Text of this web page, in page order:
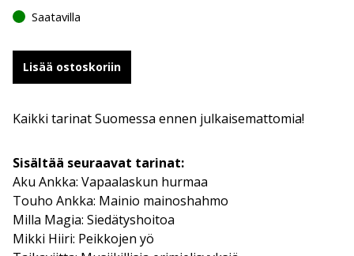
Saatavilla
Lisää ostoskoriin
Kaikki tarinat Suomessa ennen julkaisemattomia!
Sisältää seuraavat tarinat:
Aku Ankka: Vapaalaskun hurmaa
Touho Ankka: Mainio mainoshahmo
Milla Magia: Siedätyshoitoa
Mikki Hiiri: Peikkojen yö